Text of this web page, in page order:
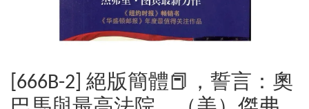
[666B-2] 絕版簡體📕，誓言：奧